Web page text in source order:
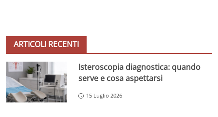
ARTICOLI RECENTI
Isteroscopia diagnostica: quando
serve e cosa aspettarsi
15 Luglio 2026